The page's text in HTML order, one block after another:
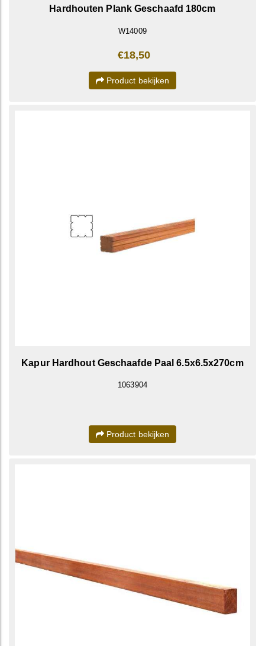
Hardhouten Plank Geschaafd 180cm
W14009
€18,50
Product bekijken
Kapur Hardhout Geschaafde Paal 6.5x6.5x270cm
1063904
Product bekijken